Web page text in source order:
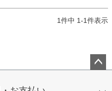
1件中 1-1件表示